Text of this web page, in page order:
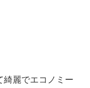
綺麗でエコノミー